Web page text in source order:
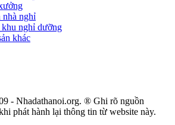
nhà nghỉ
khu nghỉ dưỡng
khác
- Nhadathanoi.org. ® Ghi rõ nguồn
phát hành lại thông tin từ website này.